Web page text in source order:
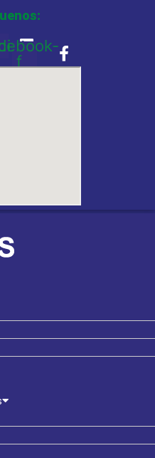
f